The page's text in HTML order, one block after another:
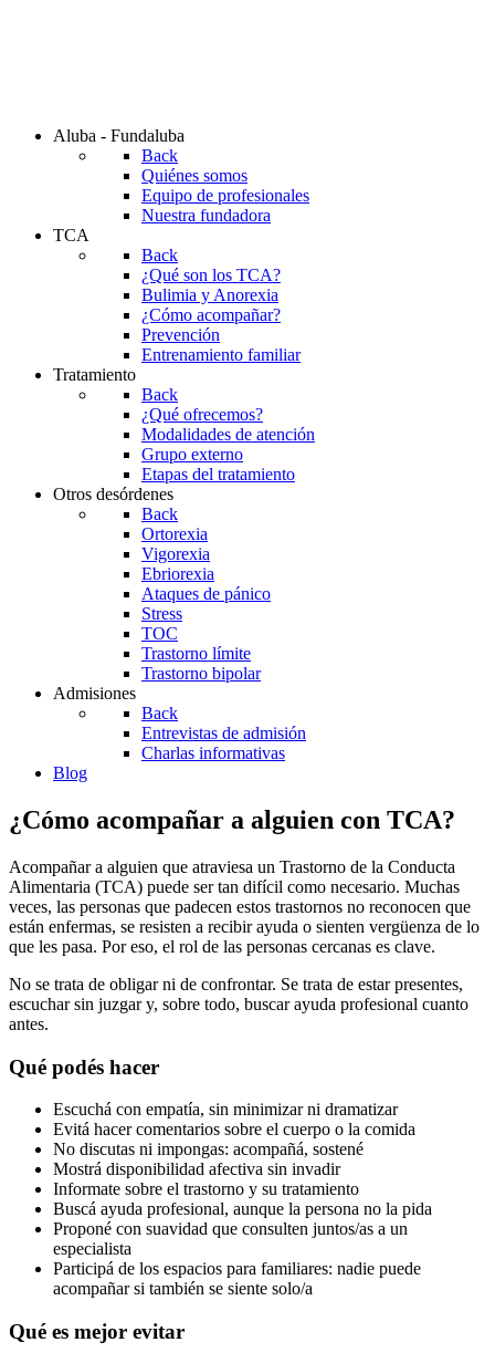
Aluba - Fundaluba
Back
Quiénes somos
Equipo de profesionales
Nuestra fundadora
TCA
Back
¿Qué son los TCA?
Bulimia y Anorexia
¿Cómo acompañar?
Prevención
Entrenamiento familiar
Tratamiento
Back
¿Qué ofrecemos?
Modalidades de atención
Grupo externo
Etapas del tratamiento
Otros desórdenes
Back
Ortorexia
Vigorexia
Ebriorexia
Ataques de pánico
Stress
TOC
Trastorno límite
Trastorno bipolar
Admisiones
Back
Entrevistas de admisión
Charlas informativas
Blog
¿Cómo acompañar a alguien con TCA?
Acompañar a alguien que atraviesa un Trastorno de la Conducta
Alimentaria (TCA) puede ser tan difícil como necesario. Muchas
veces, las personas que padecen estos trastornos no reconocen que
están enfermas, se resisten a recibir ayuda o sienten vergüenza de lo
que les pasa. Por eso, el rol de las personas cercanas es clave.
No se trata de obligar ni de confrontar. Se trata de estar presentes,
escuchar sin juzgar y, sobre todo, buscar ayuda profesional cuanto
antes.
Qué podés hacer
Escuchá con empatía, sin minimizar ni dramatizar
Evitá hacer comentarios sobre el cuerpo o la comida
No discutas ni impongas: acompañá, sostené
Mostrá disponibilidad afectiva sin invadir
Informate sobre el trastorno y su tratamiento
Buscá ayuda profesional, aunque la persona no la pida
Proponé con suavidad que consulten juntos/as a un
especialista
Participá de los espacios para familiares: nadie puede
acompañar si también se siente solo/a
Qué es mejor evitar